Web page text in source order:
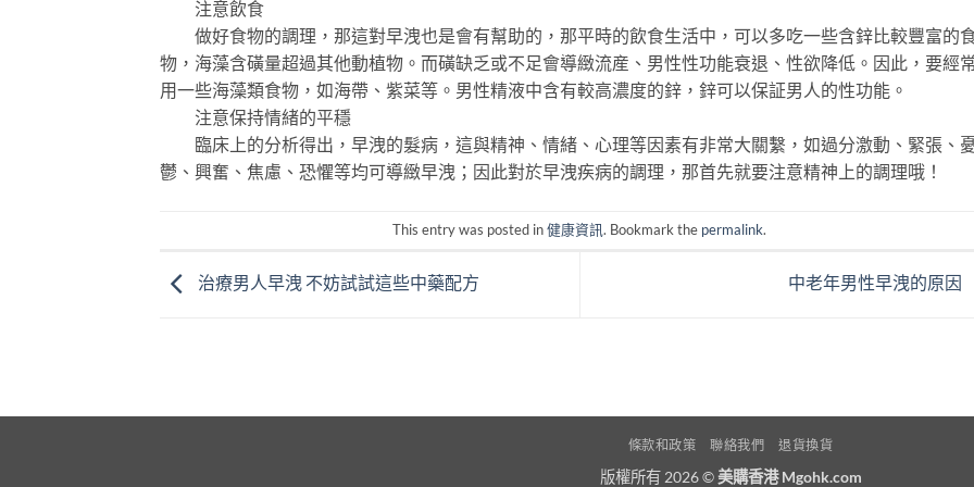
注意飲食
做好食物的調理，那這對早洩也是會有幫助的，那平時的飲食生活中，可以多吃一些含鋅比較豐富的
物，海藻含磺量超過其他動植物。而磺缺乏或不足會導緻流産、男性性功能衰退、性欲降低。因此，要經
用一些海藻類食物，如海帶、紫菜等。男性精液中含有較高濃度的鋅，鋅可以保証男人的性功能。
注意保持情緒的平穩
臨床上的分析得出，早洩的髮病，這與精神、情緒、心理等因素有非常大關繫，如過分激動、緊張、
鬱、興奮、焦慮、恐懼等均可導緻早洩；因此對於早洩疾病的調理，那首先就要注意精神上的調理哦！
This entry was posted in健康資訊. Bookmark the permalink.
治療男人早洩 不妨試試這些中藥配方 中老年男性早洩的原因
條款和政策 聯絡我們 退貨換貨
版權所有 2026 ©美購香港 Mgohk.com